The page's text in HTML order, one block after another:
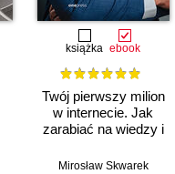
książka ebook
Twój pierwszy milion
w internecie. Jak
zarabiać na wiedzy i
wykorzystać swój
Mirosław Skwarek